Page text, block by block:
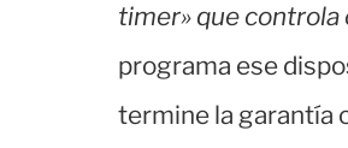
timer» que controla
programa ese
termine la garantía